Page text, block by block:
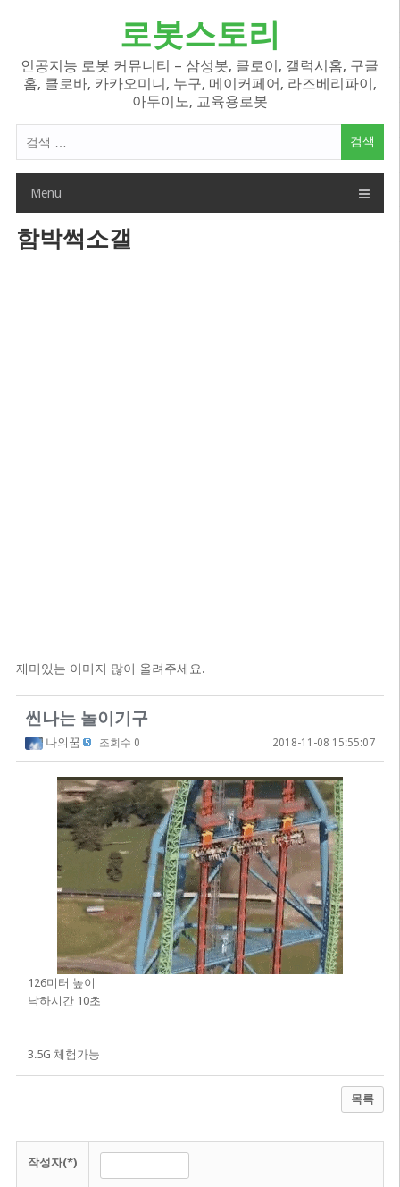
로봇스토리
인공지능 로봇 커뮤니티 – 삼성봇, 클로이, 갤럭시홈, 구글
홈, 클로바, 카카오미니, 누구, 메이커페어, 라즈베리파이,
아두이노, 교육용로봇
색
Menu
함박썩소갤
재미있는 이미지 많이 올려주세요.
씬나는 놀이기구
나의꿈 조회수 0 2018-11-08 15:55:07
126미터 높이
낙하시간 10초
3.5G 체험가능
목록
작성자(*)